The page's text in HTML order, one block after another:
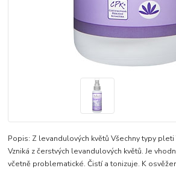
Popis: Z levandulových květů Všechny typy
Vzniká z čerstvých levandulových květů. Je
včetně problematické. Čistí a tonizuje. K